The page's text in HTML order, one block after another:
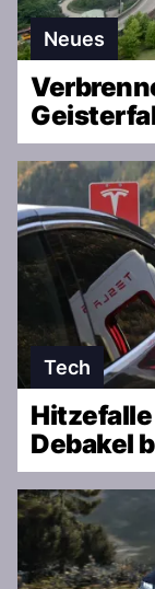
Neues
Tech
Debakel